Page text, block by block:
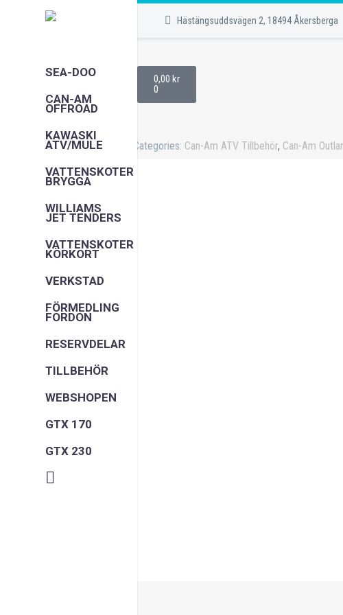
Hästängsuddsvägen 2, 18494 Åkersberga
SEA-DOO
CAN-AM
OFFROAD
KAWASKI
ATV/MULE
VATTENSKOTER
BRYGGA
WILLIAMS
JET TENDERS
VATTENSKOTER
KÖRKORT
VERKSTAD
FÖRMEDLING
FORDON
RESERVDELAR
TILLBEHÖR
WEBSHOPEN
GTX 170
GTX 230
0,00 kr
0
Categories: Can-Am ATV Tillbehör, Can-Am